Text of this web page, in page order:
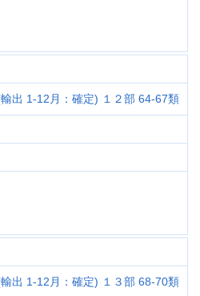
出 1-12月：確定) １２部 64-67類
出 1-12月：確定) １３部 68-70類